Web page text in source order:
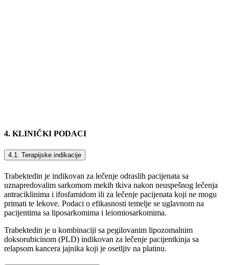
4. KLINIČKI PODACI
4.1. Terapijske indikacije
Trabektedin je indikovan za lečenje odraslih pacijenata sa
uznapredovalim sarkomom mekih tkiva nakon neuspešnog lečenja
antraciklinima i ifosfamidom ili za lečenje pacijenata koji ne mogu
primati te lekove. Podaci o efikasnosti temelje se uglavnom na
pacijentima sa liposarkomima i leiomiosarkomima.
Trabektedin je u kombinaciji sa pegilovanim lipozomalnim
doksorubicinom (PLD) indikovan za lečenje pacijentkinja sa
relapsom kancera jajnika koji je osetljiv na platinu.